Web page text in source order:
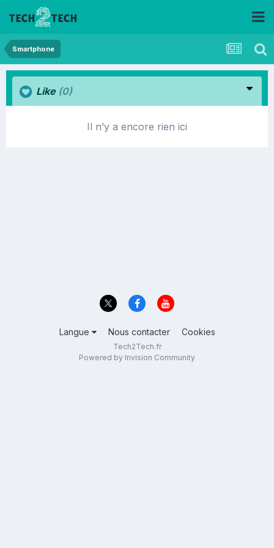
Smartphone
Like (0)
Il n’y a encore rien ici
Langue Nous contacter Cookies
Tech2Tech.fr
Powered by Invision Community